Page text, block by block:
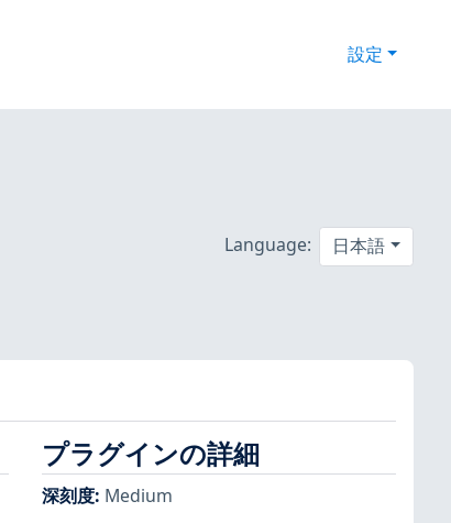
設定
Language: 日本語
プラグインの詳細
深刻度: Medium